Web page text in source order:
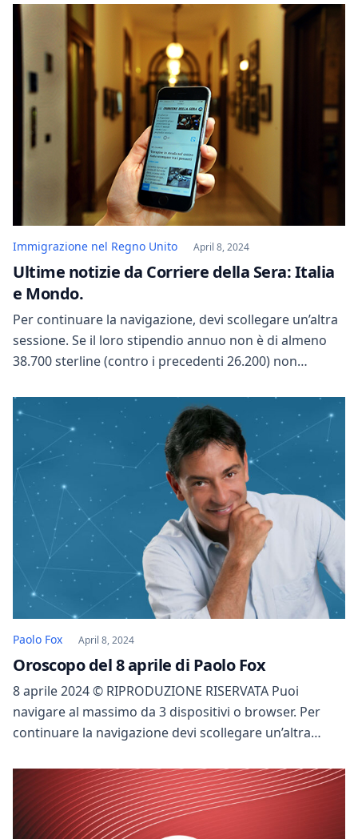
controllo delle materie prime da parte di Pechino e
l’uso della religione e degli aiuti ai musulmani da parte
di […]
Immigrazione nel Regno Unito April 8, 2024
Ultime notizie da Corriere della Sera: Italia
e Mondo.
Per continuare la navigazione, devi scollegare un’altra
sessione. Se il loro stipendio annuo non è di almeno
38.700 sterline (contro i precedenti 26.200) non
ed è quindi impossibile ottenere il visto per motivi di
lavoro. In totale si parla di circa 30 mila persone.
Paolo Fox April 8, 2024
Oroscopo del 8 aprile di Paolo Fox
8 aprile 2024 © RIPRODUZIONE RISERVATA Puoi
navigare al massimo da 3 dispositivi o browser. Per
continuare la navigazione devi scollegare un’altra
dispositivi o browser. Per continuare la navigazione
devi scollegare un’altra sessione. Leggi l’oroscopo del
giorno a cura di Paolo Fox per scoprire cosa ti […]